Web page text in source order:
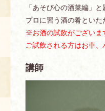
「あそび心の酒菜編」
プロに習う酒の肴といた
※お酒の試飲がございま
ご試飲される方はお車、
講師